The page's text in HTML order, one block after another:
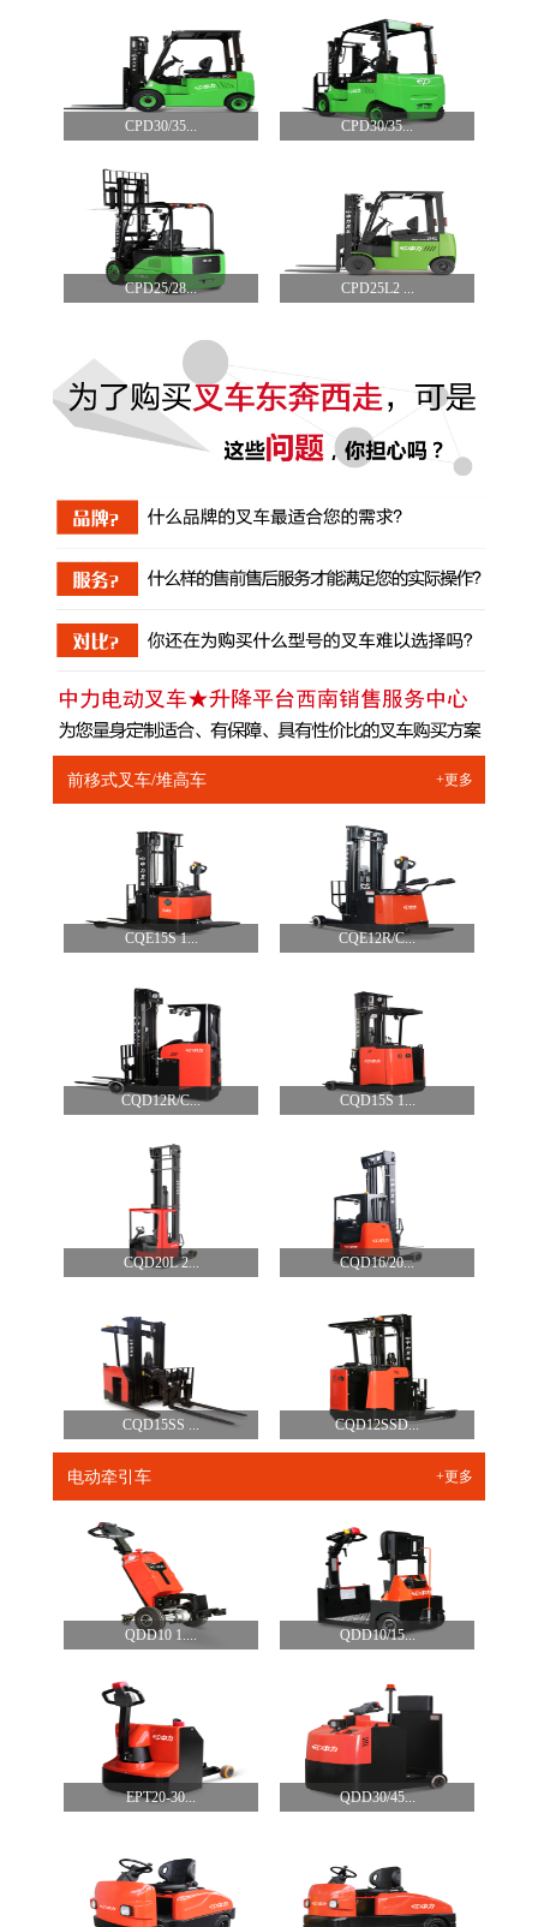
CPD30/35... CPD30/35...
CPD25/28... CPD25L2 ...
前移式叉车/堆高车 +更多
CQE15S 1... CQE12R/C...
CQD12R/C... CQD15S 1...
CQD20L 2... CQD16/20...
CQD15SS ... CQD12SSD...
电动牵引车 +更多
QDD10 1.... QDD10/15...
EPT20-30... QDD30/45...